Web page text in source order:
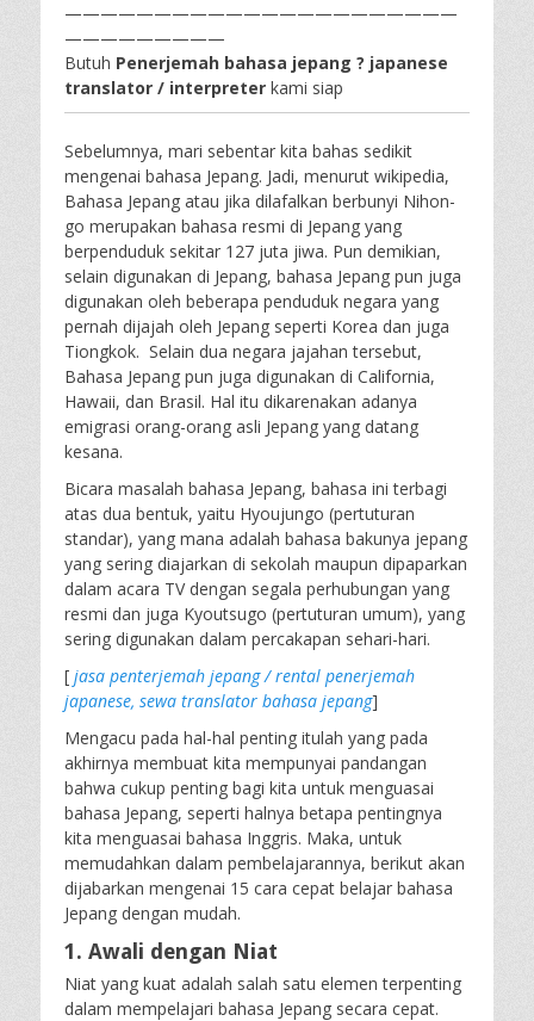
——————————————————————
—————————
Butuh Penerjemah bahasa jepang ? japanese
translator / interpreter kami siap
Sebelumnya, mari sebentar kita bahas sedikit
mengenai bahasa Jepang. Jadi, menurut wikipedia,
Bahasa Jepang atau jika dilafalkan berbunyi Nihon-
go merupakan bahasa resmi di Jepang yang
berpenduduk sekitar 127 juta jiwa. Pun demikian,
selain digunakan di Jepang, bahasa Jepang pun juga
digunakan oleh beberapa penduduk negara yang
pernah dijajah oleh Jepang seperti Korea dan juga
Tiongkok. Selain dua negara jajahan tersebut,
Bahasa Jepang pun juga digunakan di California,
Hawaii, dan Brasil. Hal itu dikarenakan adanya
emigrasi orang-orang asli Jepang yang datang
kesana.
Bicara masalah bahasa Jepang, bahasa ini terbagi
atas dua bentuk, yaitu Hyoujungo (pertuturan
standar), yang mana adalah bahasa bakunya jepang
yang sering diajarkan di sekolah maupun dipaparkan
dalam acara TV dengan segala perhubungan yang
resmi dan juga Kyoutsugo (pertuturan umum), yang
sering digunakan dalam percakapan sehari-hari.
[ jasa penterjemah jepang / rental penerjemah
japanese, sewa translator bahasa jepang]
Mengacu pada hal-hal penting itulah yang pada
akhirnya membuat kita mempunyai pandangan
bahwa cukup penting bagi kita untuk menguasai
bahasa Jepang, seperti halnya betapa pentingnya
kita menguasai bahasa Inggris. Maka, untuk
memudahkan dalam pembelajarannya, berikut akan
dijabarkan mengenai 15 cara cepat belajar bahasa
Jepang dengan mudah.
1. Awali dengan Niat
Niat yang kuat adalah salah satu elemen terpenting
dalam mempelajari bahasa Jepang secara cepat.